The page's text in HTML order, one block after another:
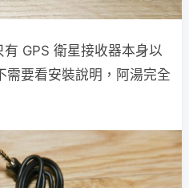
GPS 衛星接收器本身以
需要看安裝說明，阿湯完全